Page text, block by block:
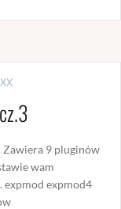
Zawiera 9 pluginów
wam
expmod expmod4